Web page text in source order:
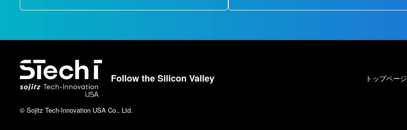
Follow the Silicon Valley トップページ
© Sojitz Tech-Innovation USA Co., Ltd.